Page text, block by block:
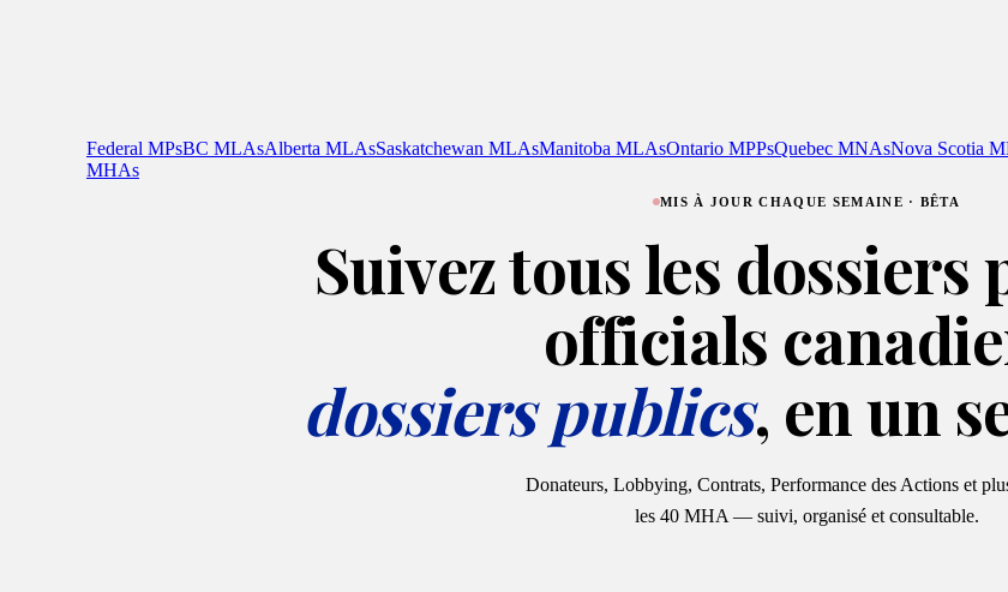
Federal MPsBC MLAsAlberta MLAsSaskatchewan MLAsManitoba MLAsOntario MPPsQuebec MNAsNova Scotia
MHAs
MIS À JOUR CHAQUE SEMAINE · BÊTA
Suivez tous les dossiers
officials
dossiers publics, en un
Donateurs, Lobbying, Contrats, Performance des Actions et
les 40 MHA — suivi, organisé et consultable.